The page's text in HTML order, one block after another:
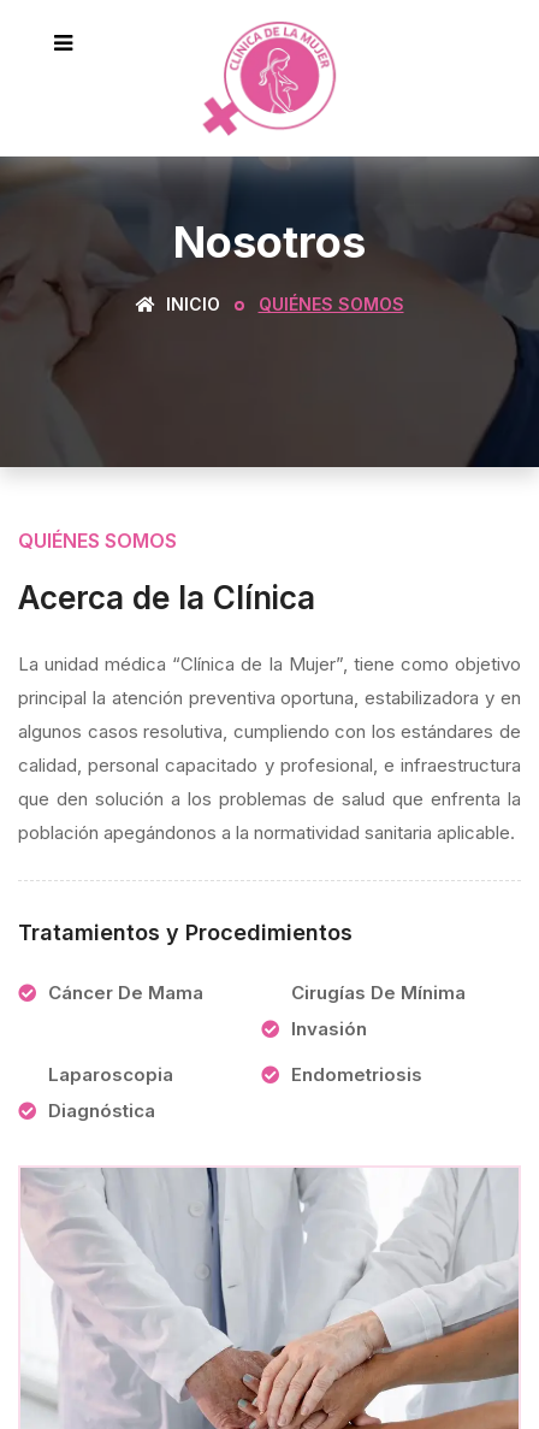
Nosotros
INICIO QUIÉNES SOMOS
QUIÉNES SOMOS
Acerca de la Clínica
La unidad médica “Clínica de la Mujer”, tiene como objetivo
principal la atención preventiva oportuna, estabilizadora y en
algunos casos resolutiva, cumpliendo con los estándares de
calidad, personal capacitado y profesional, e infraestructura
que den solución a los problemas de salud que enfrenta la
población apegándonos a la normatividad sanitaria aplicable.
Tratamientos y Procedimientos
Cáncer De Mama
Cirugías De Mínima
Invasión
Laparoscopia
Diagnóstica
Endometriosis